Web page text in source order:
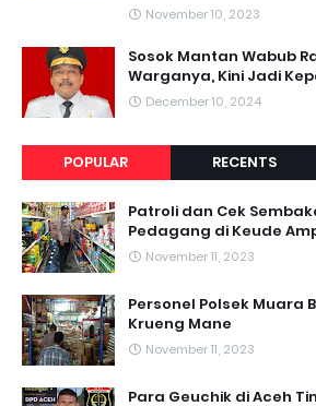
November 10, 2023
Sosok Mantan Wabub
Warganya, Kini Jadi
December 10, 2024
POPULAR RECENTS
Patroli dan Cek
Pedagang di Keude
November 11, 2023
Personel Polsek Muara
Krueng Mane
November 11, 2023
Para Geuchik di Aceh